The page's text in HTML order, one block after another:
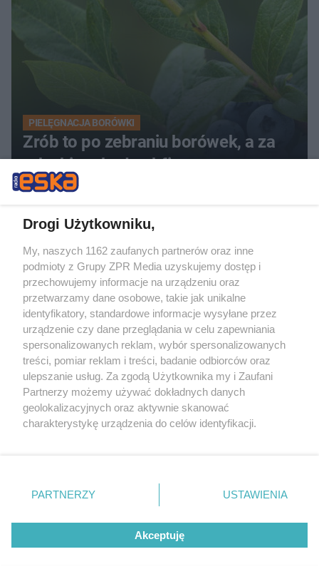
PIELĘGNACJA BORÓWKI
Zrób to po zebraniu borówek, a za
rok zbiory będą obfite
ZAKUPY
Jesień w Pepco! Stylowe kubki i
dodatki w świetnych cenach
ZOBACZ WIĘCEJ
Drogi Użytkowniku,
My, naszych 1162 zaufanych partnerów oraz inne
podmioty z Grupy ZPR Media uzyskujemy dostęp i
przechowujemy informacje na urządzeniu oraz
przetwarzamy dane osobowe, takie jak unikalne
identyfikatory, standardowe informacje wysyłane przez
urządzenie czy dane przeglądania w celu zapewniania
spersonalizowanych reklam, wybór spersonalizowanych
treści, pomiar reklam i treści, badanie odbiorców oraz
ulepszanie usług. Za zgodą Użytkownika my i Zaufani
Partnerzy możemy używać dokładnych danych
geolokalizacyjnych oraz aktywnie skanować
charakterystykę urządzenia do celów identyfikacji.
zmienić/wycofać klikając przycisk ustawień prywatności
znajdujący się w lewym dolnym rogu strony
rodzaje przetwarzania danych nie wymagają zgody
użytkownika, ale masz prawo sprzeciwić się takiemu
przetwarzaniu. Preferencje będą miały zastosowanie tylko
PARTNERZY USTAWIENIA
Akceptuję